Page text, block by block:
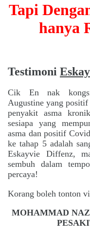
Tapi
hanya
Testimoni
Cik En nak
Augustine yang
penyakit asma
sesiapa yang
asma dan positif
ke tahap 5 adalah
Eskayvie Diffenz,
sembuh dalam
percaya!
Korang boleh tonton
MOHAMMAD